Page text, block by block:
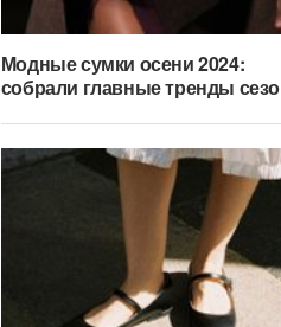
Модные сумки осени 2024:
собрали главные тренды